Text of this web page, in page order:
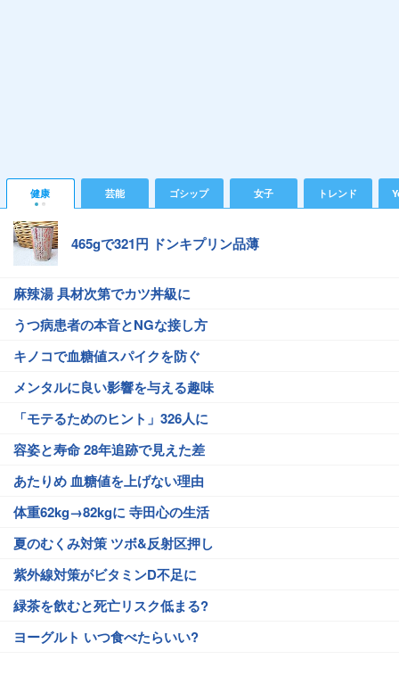
健康 芸能 ゴシップ 女子 トレンド
465gで321円 ドンキプリン品薄
麻辣湯 具材次第でカツ丼級に
うつ病患者の本音とNGな接し方
キノコで血糖値スパイクを防ぐ
メンタルに良い影響を与える趣味
「モテるためのヒント」326人に
容姿と寿命 28年追跡で見えた差
あたりめ 血糖値を上げない理由
体重62kg→82kgに 寺田心の生活
夏のむくみ対策 ツボ&反射区押し
紫外線対策がビタミンD不足に
緑茶を飲むと死亡リスク低まる?
ヨーグルト いつ食べたらいい?